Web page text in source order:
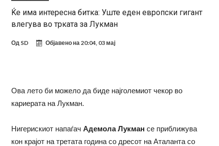
Мадрид само поради Алварез
Капитен на познат клуб претепан до смрт пред својот дом – цела
држава бара правда!
Шпанија „трепери“ поради нешто што се чекаше со недели:
Винисиус Жуниор одлучи!
Имал сè, но страдал во тишина: Бивша ѕвезда на Челси откри
беше неизбежно
Гимараеш успешно ги мина медицинските прегледи во Арсенал
Нов рекорд на Меси при враќање во тимот на Интер Мајами
Ќе има интересна битка: Уште еден европски гигант
влегува во трката за Лукман
Од SD Објавено на 20:04, 03 мај
Ова лето би можело да биде најголемиот чекор во
кариерата на Лукман.
Нигерискиот напаѓач Адемола Лукман се приближува
кон крајот на третата година со дресот на Аталанта со